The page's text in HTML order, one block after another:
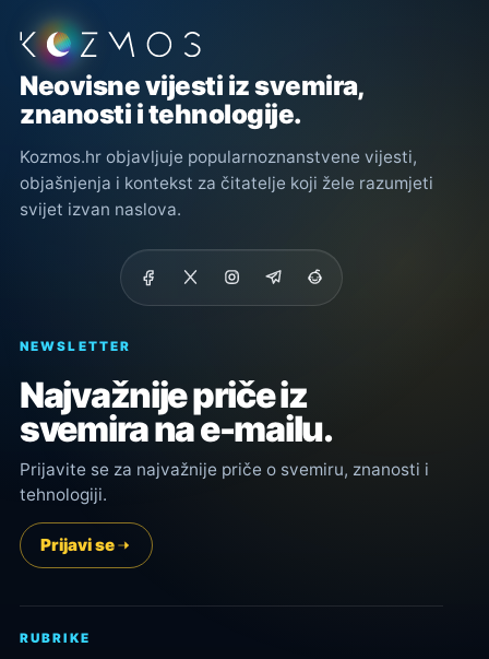
Podnožje stranice
Neovisne vijesti iz svemira,
znanosti i tehnologije.
Kozmos.hr objavljuje popularnoznanstvene vijesti,
objašnjenja i kontekst za čitatelje koji žele razumjeti
svijet izvan naslova.
NEWSLETTER
Najvažnije priče iz
svemira na e-mailu.
Prijavite se za najvažnije priče o svemiru, znanosti i
tehnologiji.
Prijavi se
RUBRIKE